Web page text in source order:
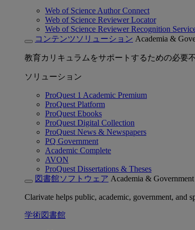
Web of Science Author Connect
Web of Science Reviewer Locator
Web of Science Reviewer Recognition
コンテンツソリューション Academia &
教育カリキュラムをサポートするための必要
ソリューション
ProQuest 1 Academic Premium
ProQuest Platform
ProQuest Ebooks
ProQuest Digital Collection
ProQuest News & Newspapers
PQ Government
Academic Complete
AVON
ProQuest Dissertations & Theses
図書館ソフトウェア Academia & Government
Clarivate helps public, academic, government, and
学術図書館